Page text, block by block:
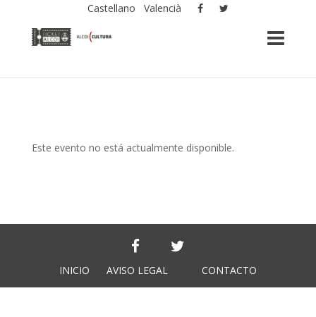
Castellano Valencià
Este evento no está actualmente disponible.
INICIO AVISO LEGAL CONTACTO